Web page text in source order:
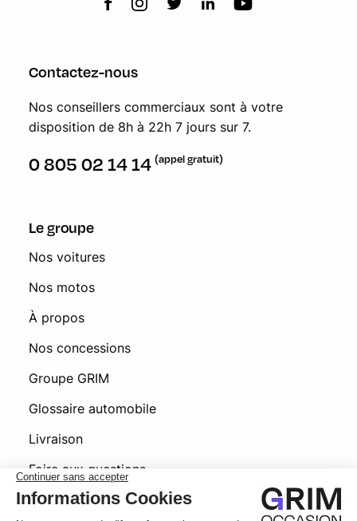
Contactez-nous
Nos conseillers commerciaux sont à votre
disposition de 8h à 22h 7 jours sur 7.
0 805 02 14 14 (appel gratuit)
Le groupe
Nos voitures
Nos motos
À propos
Nos concessions
Groupe GRIM
Glossaire automobile
Livraison
Foire aux questions